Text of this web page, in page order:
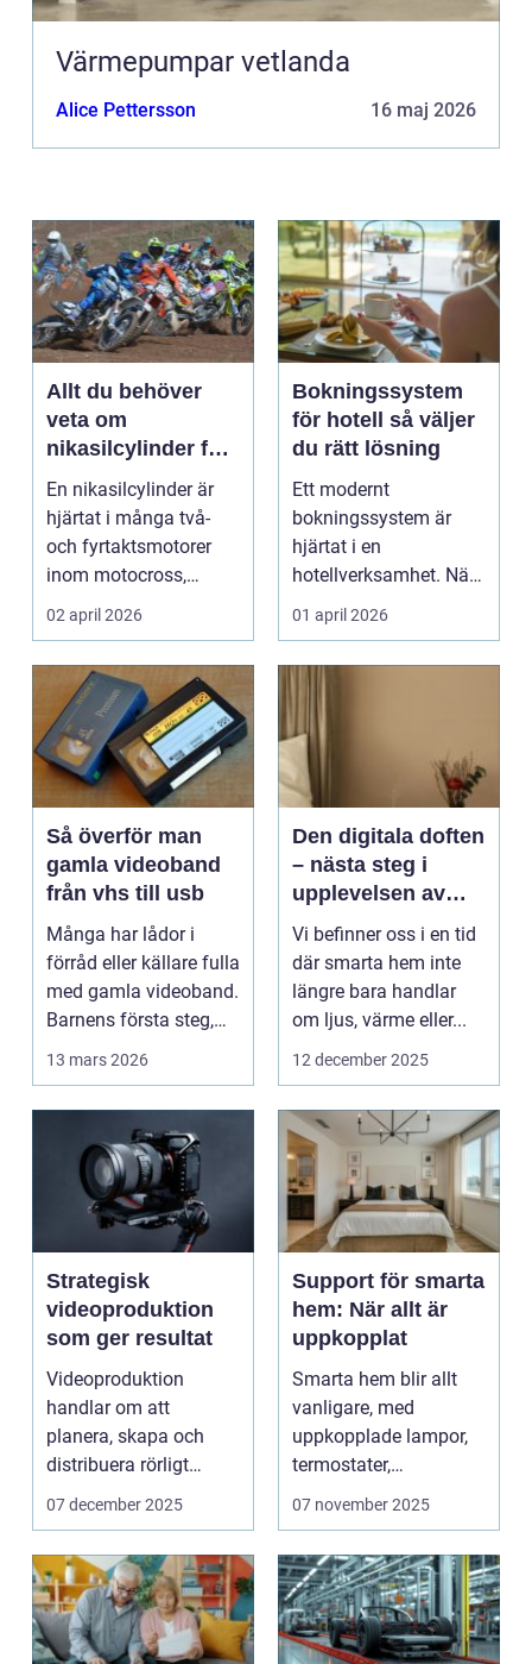
Värmepumpar vetlanda
Alice Pettersson 16 maj 2026
Allt du behöver
veta om
nikasilcylinder för
motorcykel och
snöskoter
En nikasilcylinder är
hjärtat i många två-
och fyrtaktsmotorer
inom motocross,
enduro och
snöskoter....
02 april 2026
Bokningssystem
för hotell så väljer
du rätt lösning
Ett modernt
bokningssystem är
hjärtat i en
hotellverksamhet. När
bokningar,
incheckning,
betalningar...
01 april 2026
Så överför man
gamla videoband
från vhs till usb
Många har lådor i
förråd eller källare fulla
med gamla videoband.
Barnens första steg,
släktkalas, s...
13 mars 2026
Den digitala doften
– nästa steg i
upplevelsen av
smarta hem
Vi befinner oss i en tid
där smarta hem inte
längre bara handlar
om ljus, värme eller...
12 december 2025
Strategisk
videoproduktion
som ger resultat
Videoproduktion
handlar om att
planera, skapa och
distribuera rörligt
innehåll som fö...
07 december 2025
Support för smarta
hem: När allt är
uppkopplat
Smarta hem blir allt
vanligare, med
uppkopplade lampor,
termostater,
säkerhetskameror och
07 november 2025